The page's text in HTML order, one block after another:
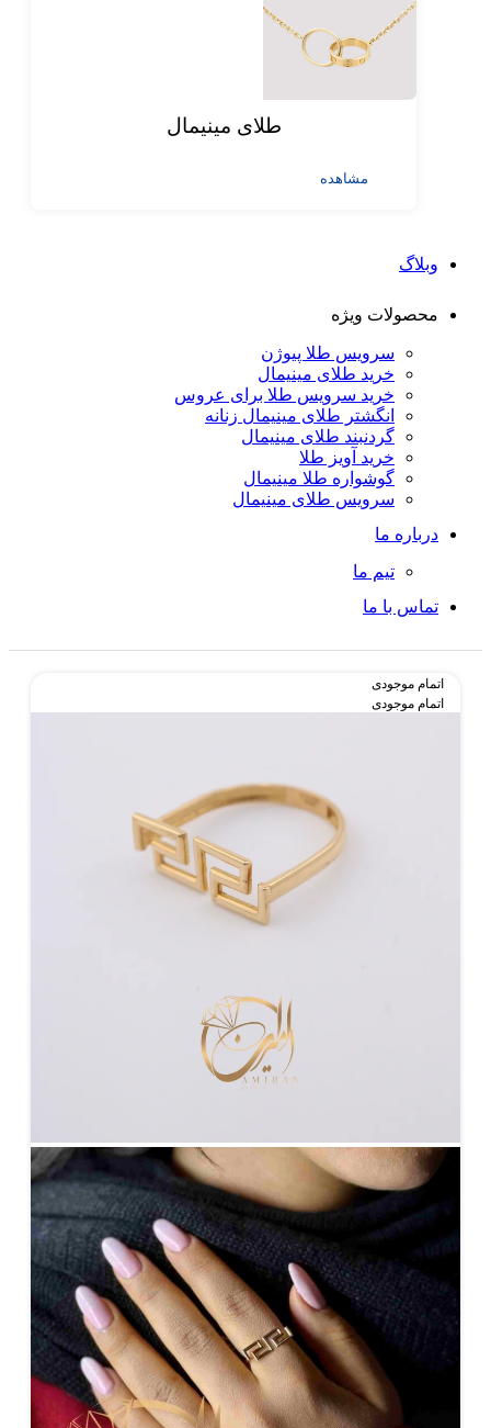
طلای مینیمال
مشاهده
وبلاگ
محصولات ویژه
سرویس طلا پیوژن
خرید طلای مینیمال
خرید سرویس طلا برای عروس
انگشتر طلای مینیمال زنانه
گردنبند طلای مینیمال
خرید آویز طلا
گوشواره طلا مینیمال
سرویس طلای مینیمال
درباره ما
تیم ما
تماس با ما
اتمام موجودی
اتمام موجودی